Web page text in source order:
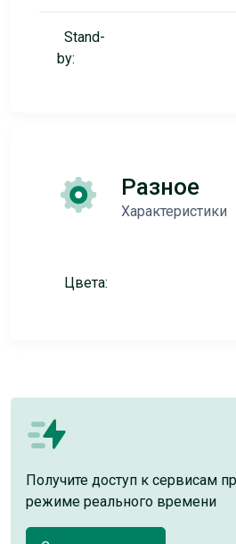
Stand-
by:
Разное
Характеристики
Цвета:
Получите доступ к сервисам
режиме реального времени